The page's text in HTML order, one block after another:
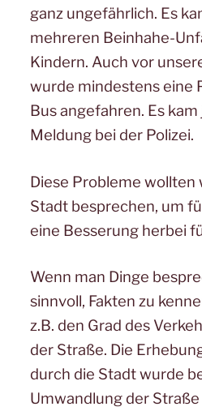
ganz ungefährlich. Es
mehreren Beinhahe-
Kindern. Auch vor
wurde mindestens eine
Bus angefahren. Es
Meldung bei der Polizei.
Diese Probleme wollten
Stadt besprechen, um
eine Besserung herbei
Wenn man Dinge
sinnvoll, Fakten zu
z.B. den Grad des
der Straße. Die
durch die Stadt wurde
Umwandlung der